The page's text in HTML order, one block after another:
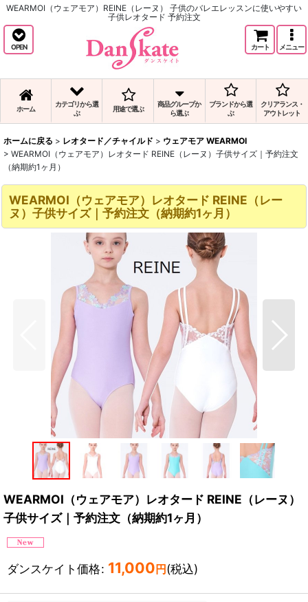
WEARMOI（ウェアモア）REINE（レーヌ） 子供のバレエレッスンに使いやすい
子供レオタード 予約注文
OPEN カート メニュー
ホーム
カテゴリから選
ぶ
用途で選ぶ
商品グループか
ら選ぶ
ブランドから選
ぶ
クリアランス・
アウトレット
ホームに戻る > レオタード／チャイルド > ウェアモア WEARMOI
> WEARMOI（ウェアモア）レオタード REINE（レーヌ）子供サイズ｜予約注文
（納期約1ヶ月）
WEARMOI（ウェアモア）レオタード REINE（レー
ヌ）子供サイズ｜予約注文（納期約1ヶ月）
WEARMOI（ウェアモア）レオタード REINE（レーヌ）
子供サイズ｜予約注文（納期約1ヶ月）
ダンスケイト価格: 11,000 円 (税込)